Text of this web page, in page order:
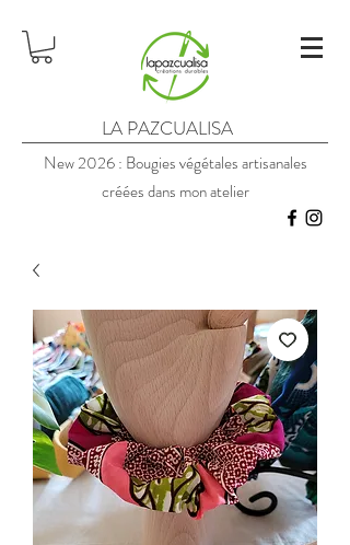
LA PAZCUALISA
New 2026 : Bougies végétales artisanales
créées dans mon atelier